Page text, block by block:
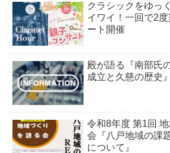
クラシックをゆっ
イワイ！一回で2
ート開催
殿が語る『南部氏
成立と久慈の歴史』
令和8年度 第1回
会『八戸地域の課
について』